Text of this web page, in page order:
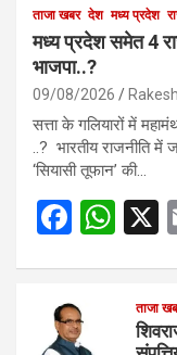
ताजा खबर देश मध्य प्रदेश
मध्य प्रदेश समेत 4
भाजपा..?
09/08/2026
सत्ता के गलियारों में
..? भारतीय राजनीति में
‘सियासी तूफान’ की…
F
b
W
ताजा